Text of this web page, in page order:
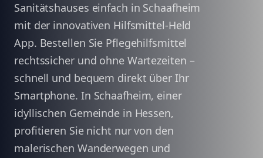
Sanitätshauses einfach in Schaafheim
mit der innovativen Hilfsmittel-Held
App. Bestellen Sie Pflegehilfsmittel
rechtssicher und ohne Wartezeiten –
schnell und bequem direkt über Ihr
Smartphone. In Schaafheim, einer
idyllischen Gemeinde in Hessen,
profitieren Sie nicht nur von den
malerischen Wanderwegen und